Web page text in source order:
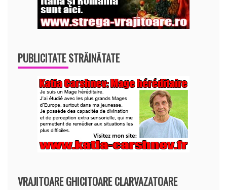
PUBLICITATE STRĂINĂTATE
VRAJITOARE GHICITOARE CLARVAZATOARE